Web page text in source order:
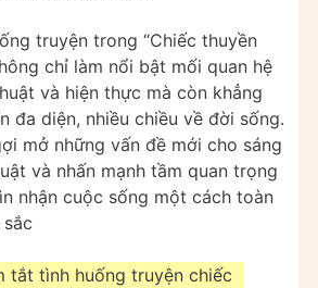
truyện trong “Chiếc thuyền
chỉ làm nổi bật mối quan hệ
và hiện thực mà còn khẳng
đa diện, nhiều chiều về đời sống.
mở những vấn đề mới cho sáng
và nhấn mạnh tầm quan trọng
nhận cuộc sống một cách toàn
tắt tình huống truyện chiếc